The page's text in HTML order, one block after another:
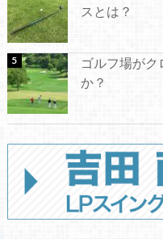
スとは？
ゴルフ場が
か？